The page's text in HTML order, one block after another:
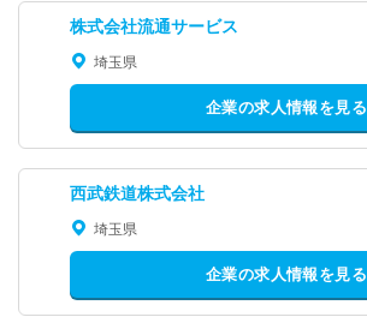
株式会社流通サービス
埼玉県
企業の求人情報を見る
西武鉄道株式会社
埼玉県
企業の求人情報を見る